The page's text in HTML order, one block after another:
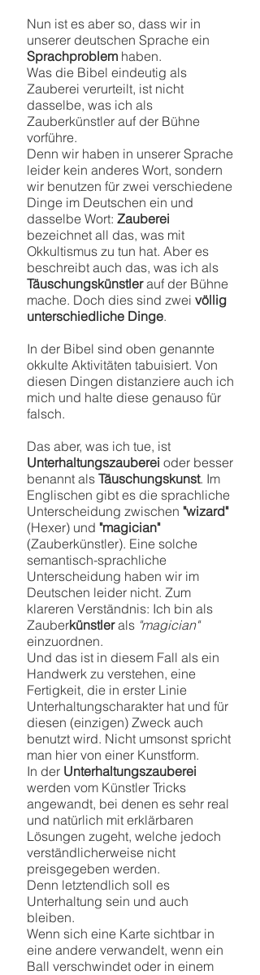
Nun ist es aber so, dass wir in
unserer deutschen Sprache ein
Sprachproblem haben.
Was die Bibel eindeutig als
Zauberei verurteilt, ist nicht
dasselbe, was ich als
Zauberkünstler auf der Bühne
vorführe.
Denn wir haben in unserer Sprache
leider kein anderes Wort, sondern
wir benutzen für zwei verschiedene
Dinge im Deutschen ein und
dasselbe Wort: Zauberei
bezeichnet all das, was mit
Okkultismus zu tun hat. Aber es
beschreibt auch das, was ich als
Täuschungskünstlerauf der Bühne
mache. Doch dies sind zwei völlig
unterschiedliche Dinge.
In der Bibel sind oben genannte
okkulte Aktivitäten tabuisiert. Von
diesen Dingen distanziere auch ich
mich und halte diese genauso für
falsch.
Das aber, was ich tue, ist
Unterhaltungszauberei oder besser
benannt als Täuschungskunst. Im
Englischen gibt es die sprachliche
Unterscheidung zwischen "wizard"
(Hexer) und "magician"
(Zauberkünstler). Eine solche
semantisch-sprachliche
Unterscheidung haben wir im
Deutschen leider nicht. Zum
klareren Verständnis: Ich bin als
Zauberkünstlerals "magician"
einzuordnen.
Und das ist in diesem Fall als ein
Handwerk zu verstehen, eine
Fertigkeit, die in erster Linie
Unterhaltungscharakter hat und für
diesen (einzigen) Zweck auch
benutzt wird. Nicht umsonst spricht
man hier von einer Kunstform.
In der Unterhaltungszauberei
werden vom Künstler Tricks
angewandt, bei denen es sehr real
und natürlich mit erklärbaren
Lösungen zugeht, welche jedoch
verständlicherweise nicht
preisgegeben werden.
Denn letztendlich soll es
Unterhaltung sein und auch
bleiben.
Wenn sich eine Karte sichtbar in
eine andere verwandelt, wenn ein
Ball verschwindet oder in einem